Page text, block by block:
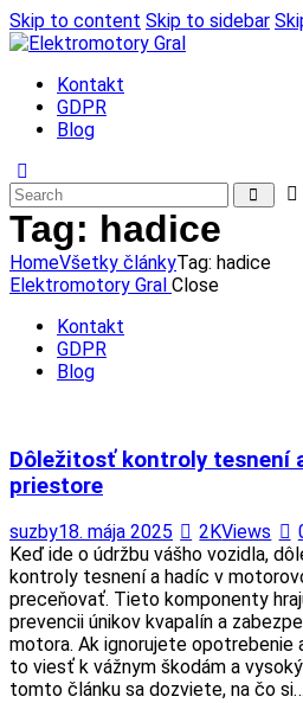
Skip to content Skip to sidebar
Kontakt
GDPR
Blog
Tag: hadice
HomeVšetky článkyTag: hadice
Elektromotory Gral Close
Kontakt
GDPR
Blog
Dôležitosť kontroly tesnení
priestore
suzby18. mája 2025 2KViews
Keď ide o údržbu vášho vozidla,
kontroly tesnení a hadíc v
preceňovať. Tieto komponenty
prevencii únikov kvapalín a
motora. Ak ignorujete opotrebenie
to viesť k vážnym škodám a
tomto článku sa dozviete, na čo si…